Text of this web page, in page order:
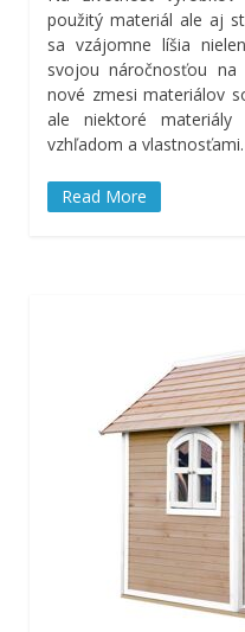
použitý materiál ale aj
sa vzájomne líšia
svojou náročnosťou na
nové zmesi materiálov
ale niektoré
vzhľadom a
Read More